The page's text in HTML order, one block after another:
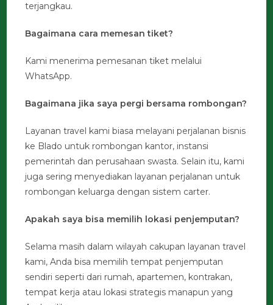
terjangkau.
Bagaimana cara memesan tiket?
Kami menerima pemesanan tiket melalui
WhatsApp.
Bagaimana jika saya pergi bersama rombongan?
Layanan travel kami biasa melayani perjalanan bisnis
ke Blado untuk rombongan kantor, instansi
pemerintah dan perusahaan swasta. Selain itu, kami
juga sering menyediakan layanan perjalanan untuk
rombongan keluarga dengan sistem carter.
Apakah saya bisa memilih lokasi penjemputan?
Selama masih dalam wilayah cakupan layanan travel
kami, Anda bisa memilih tempat penjemputan
sendiri seperti dari rumah, apartemen, kontrakan,
tempat kerja atau lokasi strategis manapun yang